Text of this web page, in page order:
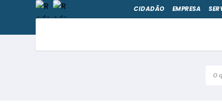
O
CIDADÃO EMPRESA